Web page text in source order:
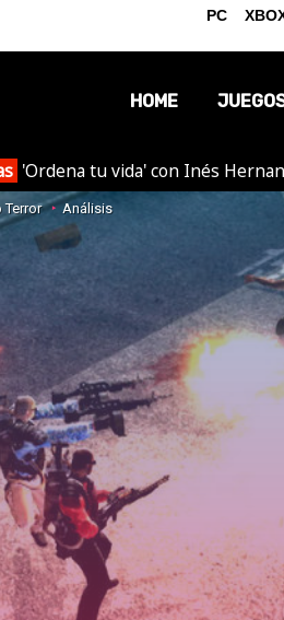
HOME
'Ordena tu vida' con Inés
Terror Análisis
PC